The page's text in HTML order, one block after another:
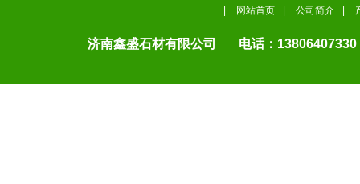
网站首页 公司简介
济南鑫盛石材有限公司 电话：